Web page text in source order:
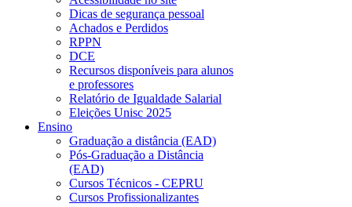
Dicas de segurança pessoal
Achados e Perdidos
RPPN
DCE
Recursos disponíveis para alunos
e professores
Relatório de Igualdade Salarial
Eleições Unisc 2025
Ensino
Graduação a distância (EAD)
Pós-Graduação a Distância
(EAD)
Cursos Técnicos - CEPRU
Cursos Profissionalizantes